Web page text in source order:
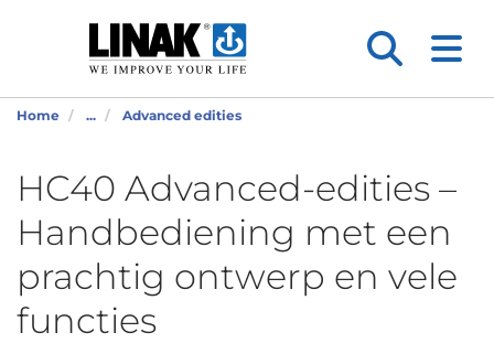
Home ... Advanced edities
HC40 Advanced-edities –
Handbediening met een
prachtig ontwerp en vele
functies